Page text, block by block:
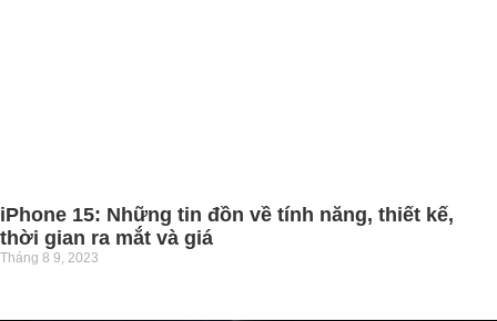
iPhone 15: Những tin đồn về tính năng, thiết kế,
thời gian ra mắt và giá
Tháng 8 9, 2023